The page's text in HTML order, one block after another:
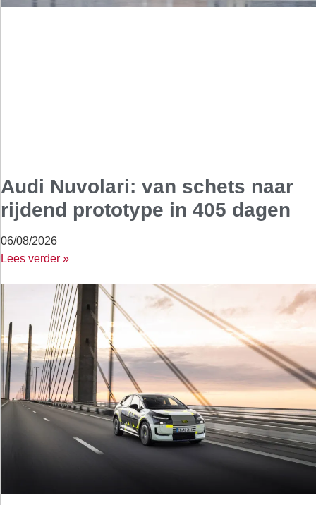
Audi Nuvolari: van schets naar
rijdend prototype in 405 dagen
06/08/2026
Lees verder »